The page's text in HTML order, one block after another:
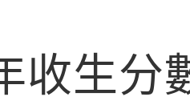
收生分